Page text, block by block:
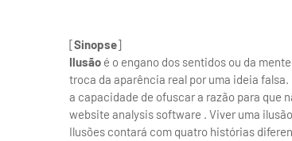
[Sinopse]
Ilusão é o engano dos sentidos ou da
troca da aparência real por uma ideia
a capacidade de ofuscar a razão para que
website analysis software . Viver uma
Ilusões contará com quatro histórias